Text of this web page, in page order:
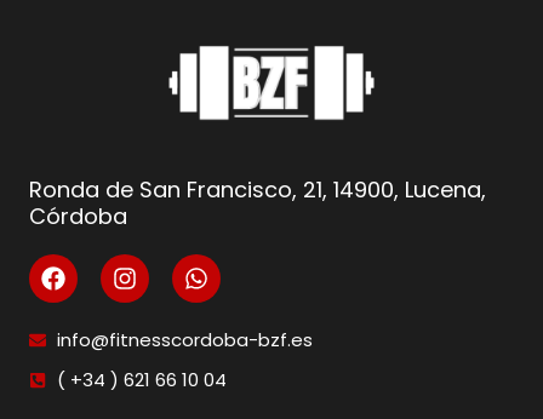
Ronda de San Francisco, 21, 14900, Lucena,
Córdoba
info@fitnesscordoba-bzf.es
( +34 ) 621 66 10 04